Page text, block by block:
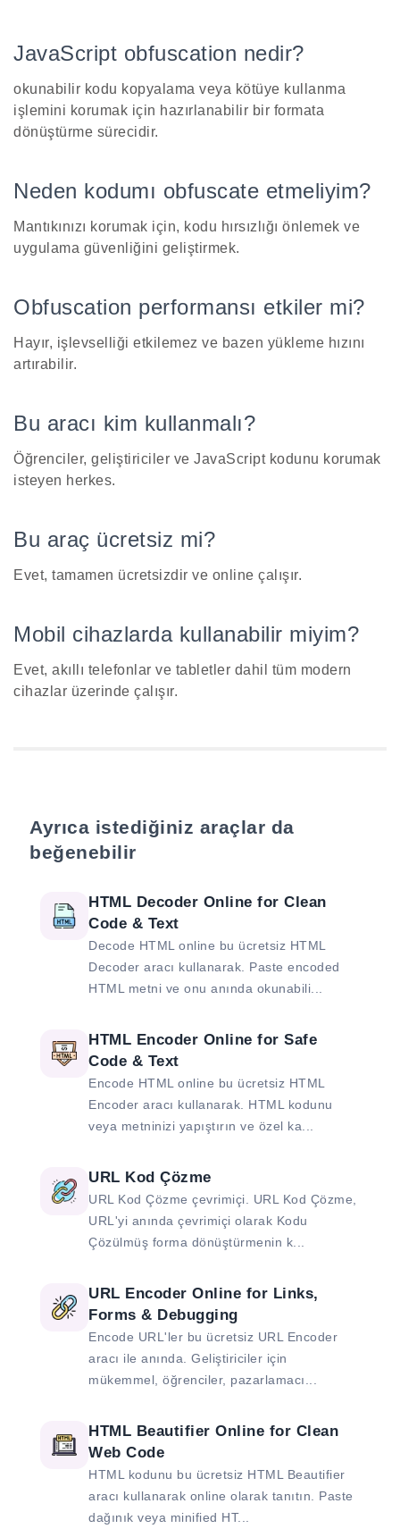
JavaScript obfuscation nedir?
okunabilir kodu kopyalama veya kötüye kullanma
işlemini korumak için hazırlanabilir bir formata
dönüştürme sürecidir.
Neden kodumı obfuscate etmeliyim?
Mantıkınızı korumak için, kodu hırsızlığı önlemek ve
uygulama güvenliğini geliştirmek.
Obfuscation performansı etkiler mi?
Hayır, işlevselliği etkilemez ve bazen yükleme hızını
artırabilir.
Bu aracı kim kullanmalı?
Öğrenciler, geliştiriciler ve JavaScript kodunu korumak
isteyen herkes.
Bu araç ücretsiz mi?
Evet, tamamen ücretsizdir ve online çalışır.
Mobil cihazlarda kullanabilir miyim?
Evet, akıllı telefonlar ve tabletler dahil tüm modern
cihazlar üzerinde çalışır.
Ayrıca istediğiniz araçlar da
beğenebilir
HTML Decoder Online for Clean
Code & Text
Decode HTML online bu ücretsiz HTML
Decoder aracı kullanarak. Paste encoded
HTML metni ve onu anında okunabili...
HTML Encoder Online for Safe
Code & Text
Encode HTML online bu ücretsiz HTML
Encoder aracı kullanarak. HTML kodunu
veya metninizi yapıştırın ve özel ka...
URL Kod Çözme
URL Kod Çözme çevrimiçi. URL Kod Çözme,
URL'yi anında çevrimiçi olarak Kodu
Çözülmüş forma dönüştürmenin k...
URL Encoder Online for Links,
Forms & Debugging
Encode URL'ler bu ücretsiz URL Encoder
aracı ile anında. Geliştiriciler için
mükemmel, öğrenciler, pazarlamacı...
HTML Beautifier Online for Clean
Web Code
HTML kodunu bu ücretsiz HTML Beautifier
aracı kullanarak online olarak tanıtın. Paste
dağınık veya minified HT...